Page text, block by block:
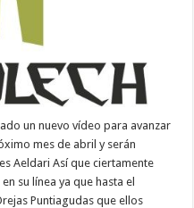
un nuevo vídeo para avanzar
mes de abril y serán
Aeldari Así que ciertamente
su línea ya que hasta el
Puntiagudas que ellos